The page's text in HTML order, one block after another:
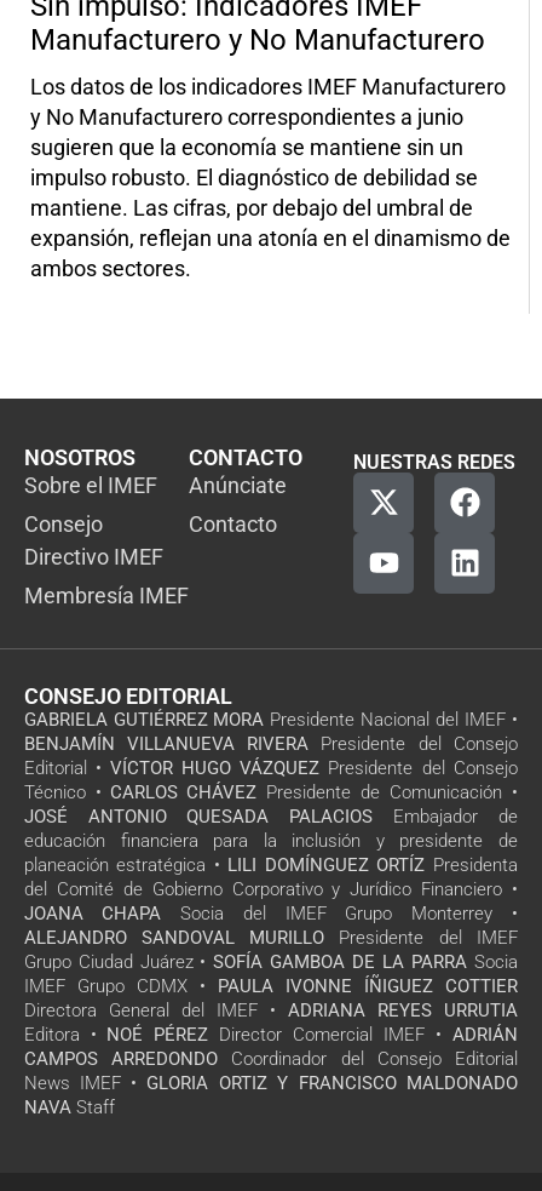
Manufacturero y No Manufacturero
Los datos de los indicadores IMEF Manufacturero
y No Manufacturero correspondientes a junio
sugieren que la economía se mantiene sin un
impulso robusto. El diagnóstico de debilidad se
mantiene. Las cifras, por debajo del umbral de
expansión, reflejan una atonía en el dinamismo de
ambos sectores.
NOSOTROS
Sobre el IMEF
Consejo
Directivo IMEF
Membresía IMEF
CONTACTO
Anúnciate
Contacto
NUESTRAS REDES
CONSEJO EDITORIAL
GABRIELA GUTIÉRREZ MORA Presidente Nacional del IMEF •
BENJAMÍN VILLANUEVA RIVERA Presidente del Consejo
Editorial • VÍCTOR HUGO VÁZQUEZ Presidente del Consejo
Técnico • CARLOS CHÁVEZ Presidente de Comunicación •
JOSÉ ANTONIO QUESADA PALACIOS Embajador de
educación financiera para la inclusión y presidente de
planeación estratégica • LILI DOMÍNGUEZ ORTÍZ Presidenta
del Comité de Gobierno Corporativo y Jurídico Financiero •
JOANA CHAPA Socia del IMEF Grupo Monterrey •
ALEJANDRO SANDOVAL MURILLO Presidente del IMEF
Grupo Ciudad Juárez • SOFÍA GAMBOA DE LA PARRA Socia
IMEF Grupo CDMX • PAULA IVONNE ÍÑIGUEZ COTTIER
Directora General del IMEF • ADRIANA REYES URRUTIA
Editora • NOÉ PÉREZ Director Comercial IMEF • ADRIÁN
CAMPOS ARREDONDO Coordinador del Consejo Editorial
News IMEF • GLORIA ORTIZ Y FRANCISCO MALDONADO
NAVA Staff